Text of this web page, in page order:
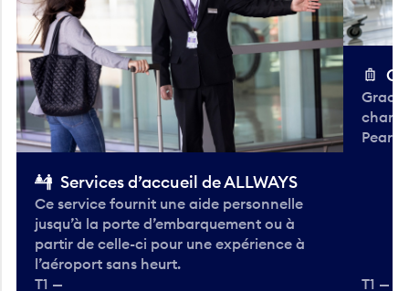
Ce service fournit une aide personnelle
jusqu’à la porte d’embarquement ou à
partir de celle-ci pour une expérience à
l’aéroport sans heurt.
T1 —